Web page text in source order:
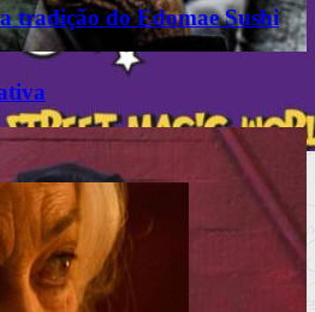
ser palco da magia com
gratuitos
de Magia de Rua regressa de 18 a 23
tradição do Edomae Sushi